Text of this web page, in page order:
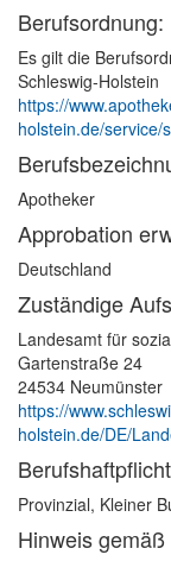
Berufsordnung:
Es gilt die
Schleswig-Holstein
https://
holstein.de/
Apotheker
Approbation
Deutschland
Zuständige
Landesamt für
Gartenstraße 24
24534 Neumünster
https://
holstein.de/DE/
Provinzial, Kleiner
Hinweis